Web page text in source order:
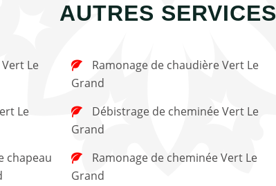
AUTRES SERVICES
Grand
Grand
Grand